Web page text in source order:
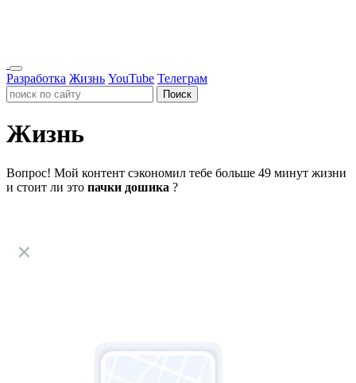
Разработка Жизнь YouTube Телеграм
Поиск
Жизнь
Вопрос! Мой контент сэкономил тебе больше 49 минут жизни
и стоит ли это пачки дошика ?